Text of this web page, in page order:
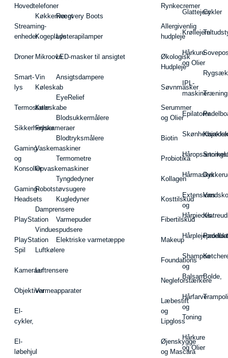
Hovedtelefoner
Streaming-
enheder
Droner
Smart-
lys
Termostater
Sikkerhedskameraer
Gaming
og
Konsoller
Gaming-
Headsets
PlayStation
PlayStation
Spil
Kameraer
Objektiver
El-
cykler,
El-
løbehjul
Køkkenvægt
Kogeplade
Mikroovn
Vin
Køleskab
Køleskabe
Fryser
Vaskemaskiner
Opvaskemaskiner
Robotstøvsugere
Damprensere
Vinduespudsere
Luftkølere
Luftrensere
Varmeapparater
Recovery Boots
Lysterapilamper
LED-masker til ansigtet
Ansigtsdampere
EyeRelief
Blodsukkermålere
Blodtryksmålere
Termometre
Tyngdedyner
Kugledyner
Varmepuder
Elektriske varmetæppe
Rynkecremer
Allergivenlig
hudpleje
Økologisk
Hudpleje
Søvnmasker
Serummer
og Olier
Biotin
Probiotika
Kollagen
Kosttilskud
Fibertilskud
Makeup
Foundations
Negleforstærkere
Læbestift
og
Lipgloss
Øjenskygge
og Mascara
Glattejern
Krøllejern
Hårkure
og Olier
IPL-
maskiner
Epilatorer
Hårmasker
Extensions
og
Hårpieces
Shampoo
og
Balsam
Hårfarve
og
Toning
Hårkure
og Olier
Cykler
Vandsko
Bolde,